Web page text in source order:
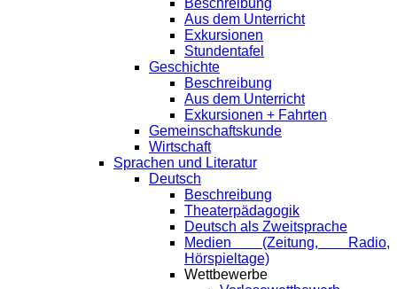
Beschreibung
Aus dem Unterricht
Exkursionen
Stundentafel
Geschichte
Beschreibung
Aus dem Unterricht
Exkursionen + Fahrten
Gemeinschaftskunde
Wirtschaft
Sprachen und Literatur
Deutsch
Beschreibung
Theaterpädagogik
Deutsch als Zweitsprache
Medien (Zeitung, Radio,
Hörspieltage)
Wettbewerbe